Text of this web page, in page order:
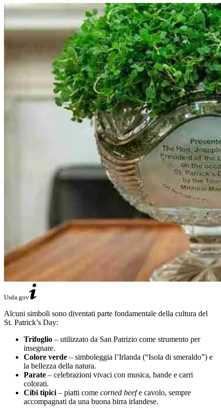
Usda.gov
Alcuni simboli sono diventati parte fondamentale della cultura del
St. Patrick’s Day:
Trifoglio – utilizzato da San Patrizio come strumento per
insegnare.
Colore verde – simboleggia l’Irlanda (“Isola di smeraldo”) e
la bellezza della natura.
Parate – celebrazioni vivaci con musica, bande e carri
colorati.
Cibi tipici – piatti come corned beefe cavolo, sempre
accompagnati da una buona birra irlandese.